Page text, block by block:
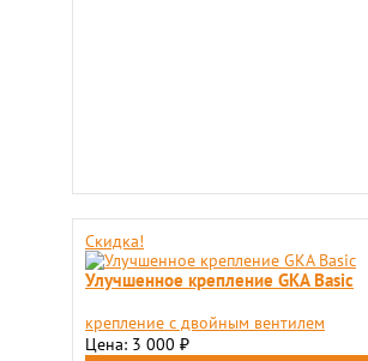
Скидка!
Улучшенное крепление GKA Basic
крепление с двойным вентилем
Цена: 3 000 ₽